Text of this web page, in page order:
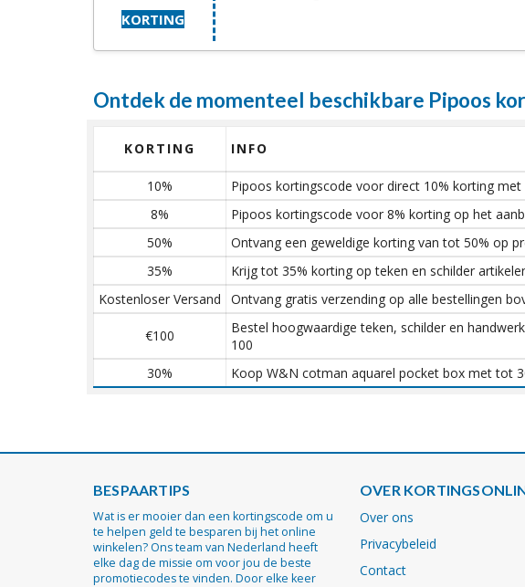
KORTING
Ontdek de momenteel beschikbare Pipoos
KORTING INFO
10%
Pipoos kortingscode voor direct 10% korting
8%
Pipoos kortingscode voor 8% korting op het
50%
Ontvang een geweldige korting van tot 50% op
35%
Krijg tot 35% korting op teken en schilder
Kostenloser Versand
Ontvang gratis verzending op alle bestellingen
€100
Bestel hoogwaardige teken, schilder en
100
30%
Koop W&N cotman aquarel pocket box met tot
BESPAARTIPS
Wat is er mooier dan een kortingscode om u
te helpen geld te besparen bij het online
winkelen? Ons team van Nederland heeft
elke dag de missie om voor jou de beste
promotiecodes te vinden. Door elke keer
OVER
Over ons
Privacybeleid
Contact